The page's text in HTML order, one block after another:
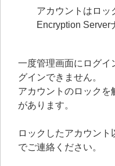
アカウントはロッ
Encryption Server
一度管理画面にログイ
グインできません。
アカウントのロック
があります。
ロックしたアカウン
でご連絡ください。